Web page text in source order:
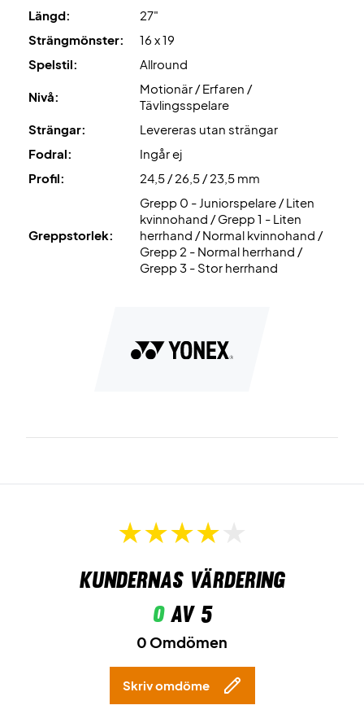
bollkänsla och ökad komfort.
Upplev den ultimata prestandan – skaffa din Yonex
OBS: Levereras utan fabrikssträngning. Vi rekommenderar
att racketen är 100% matchklar från start.
Expertrekommendation : För detta racket
rekommenderar vi Wilson Revolve och 24 kg strängning.
Levereras utan fodral!
Längd:
27"
Strängmönster:
16 x 19
Spelstil:
Allround
Nivå:
Motionär / Erfaren /
Tävlingsspelare
Strängar:
Levereras utan strängar
Fodral:
Ingår ej
Profil:
24,5 / 26,5 / 23,5 mm
Greppstorlek:
Grepp 0 - Juniorspelare / Liten
kvinnohand / Grepp 1 - Liten
herrhand / Normal kvinnohand /
Grepp 2 - Normal herrhand /
Grepp 3 - Stor herrhand
Kundernas värdering
0av 5
0 Omdömen
Skriv omdöme